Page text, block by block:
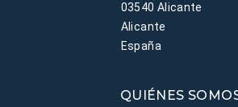
03540 Alicante
Alicante
España
QUIÉNES